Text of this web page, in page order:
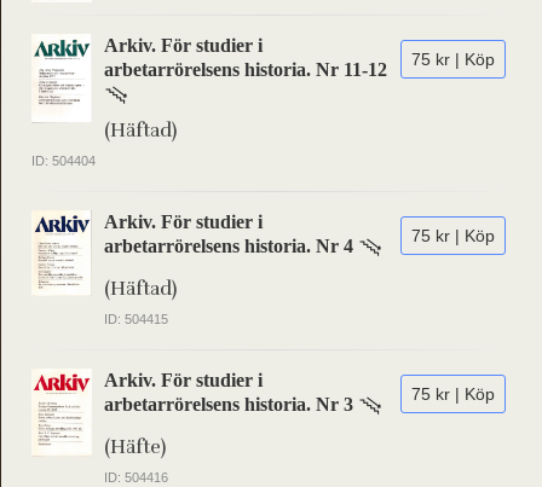
75 kr | Köp
Arkiv. För studier i
arbetarrörelsens historia. Nr 11-12
(Häftad)
ID: 504404
75 kr | Köp
Arkiv. För studier i
arbetarrörelsens historia. Nr 4
(Häftad)
ID: 504415
75 kr | Köp
Arkiv. För studier i
arbetarrörelsens historia. Nr 3
(Häfte)
ID: 504416